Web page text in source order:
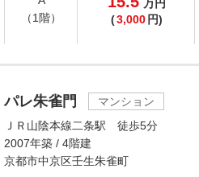
（1階）
万円
(3,000 円)
パレ朱雀門
マンション
ＪＲ山陰本線二条駅 徒歩5分
2007年築 / 4階建
京都市中京区壬生朱雀町